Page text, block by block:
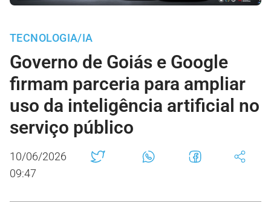
TECNOLOGIA/IA
Governo de Goiás e Google
firmam parceria para ampliar
uso da inteligência artificial no
serviço público
10/06/2026
09:47